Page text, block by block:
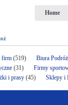
Home
firm (519)
Biura
(31)
Firmy
i prasy (45) Sklepy i